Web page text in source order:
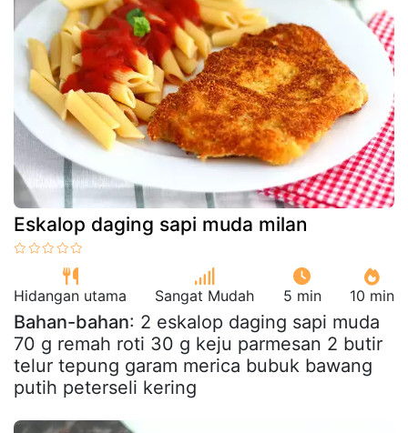
Eskalop daging sapi muda milan
Hidangan utama Sangat Mudah 5 min 10 min
Bahan-bahan: 2 eskalop daging sapi muda
70 g remah roti 30 g keju parmesan 2 butir
telur tepung garam merica bubuk bawang
putih peterseli kering